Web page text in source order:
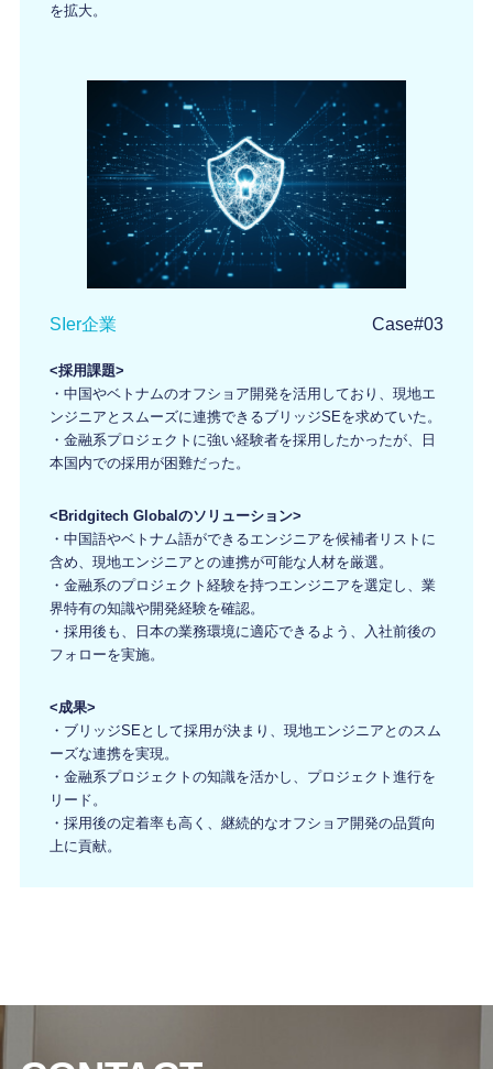
を拡大。
SIer企業 Case#03
<採用課題>
・中国やベトナムのオフショア開発を活用しており、現地エ
ンジニアとスムーズに連携できるブリッジSEを求めていた。
・金融系プロジェクトに強い経験者を採用したかったが、日
本国内での採用が困難だった。
<Bridgitech Globalのソリューション>
・中国語やベトナム語ができるエンジニアを候補者リストに
含め、現地エンジニアとの連携が可能な人材を厳選。
・金融系のプロジェクト経験を持つエンジニアを選定し、業
界特有の知識や開発経験を確認。
・採用後も、日本の業務環境に適応できるよう、入社前後の
フォローを実施。
<成果>
・ブリッジSEとして採用が決まり、現地エンジニアとのスム
ーズな連携を実現。
・金融系プロジェクトの知識を活かし、プロジェクト進行を
リード。
・採用後の定着率も高く、継続的なオフショア開発の品質向
上に貢献。